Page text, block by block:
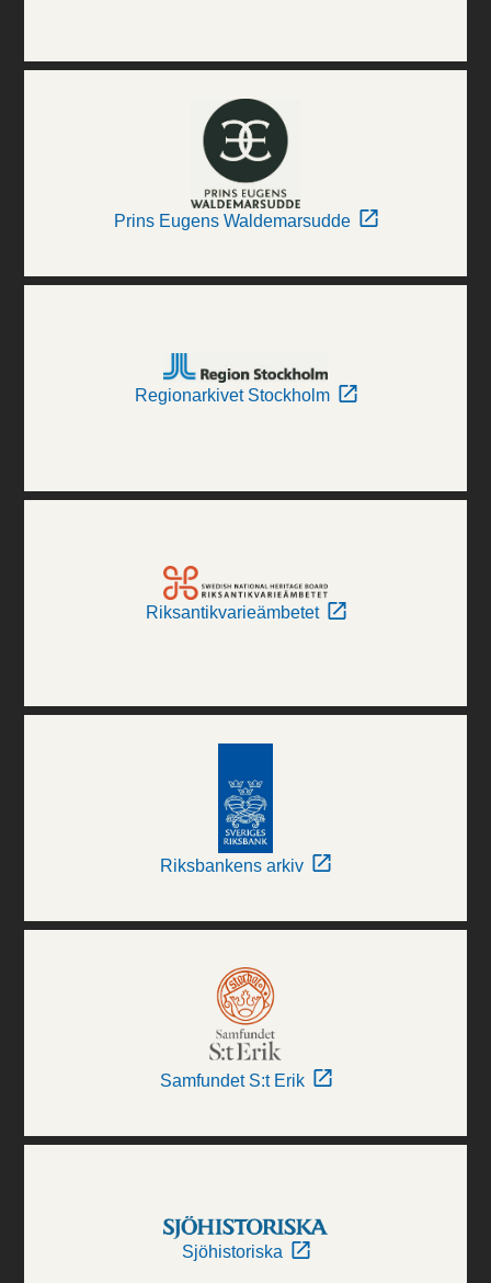
Prins Eugens Waldemarsudde
Regionarkivet Stockholm
Riksantikvarieämbetet
Riksbankens arkiv
Samfundet S:t Erik
Sjöhistoriska